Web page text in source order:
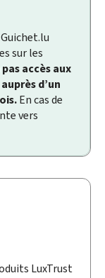
sur les
pas accès aux
d’un
En cas de
vers
LuxTrust